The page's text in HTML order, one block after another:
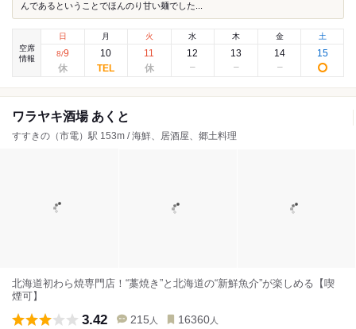
んであるということでほんのり甘い麺でした...
空席
情報
日
8/9
月
10
火
11
水
12
木
13
金
14
土
15
ワラヤキ酒場 あくと
すすきの（市電）駅 153m / 海鮮、居酒屋、郷土料理
北海道初わら焼専門店！“藁焼き”と北海道の“新鮮魚介”が楽しめる【喫
煙可】
3.42 215 人 16360 人